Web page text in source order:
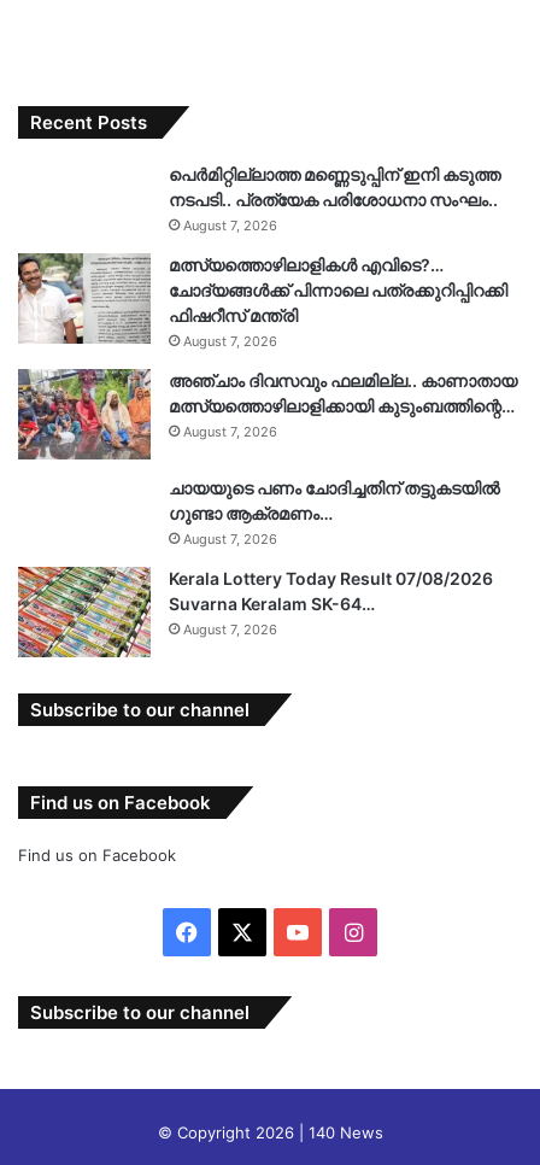
Recent Posts
പെർമിറ്റില്ലാത്ത മണ്ണെടുപ്പിന് ഇനി കടുത്ത
നടപടി.. പ്രത്യേക പരിശോധനാ സംഘം..
August 7, 2026
മത്സ്യത്തൊഴിലാളികൾ എവിടെ?…
ചോദ്യങ്ങൾക്ക് പിന്നാലെ പത്രക്കുറിപ്പിറക്കി
ഫിഷറീസ് മന്ത്രി
August 7, 2026
അഞ്ചാം ദിവസവും ഫലമില്ല.. കാണാതായ
മത്സ്യത്തൊഴിലാളിക്കായി കുടുംബത്തിന്റെ…
August 7, 2026
ചായയുടെ പണം ചോദിച്ചതിന് തട്ടുകടയിൽ
ഗുണ്ടാ ആക്രമണം…
August 7, 2026
Kerala Lottery Today Result 07/08/2026
Suvarna Keralam SK-64…
August 7, 2026
Subscribe to our channel
Find us on Facebook
Find us on Facebook
Facebook YouTubeInstagram
Subscribe to our channel
© Copyright 2026 | 140 News